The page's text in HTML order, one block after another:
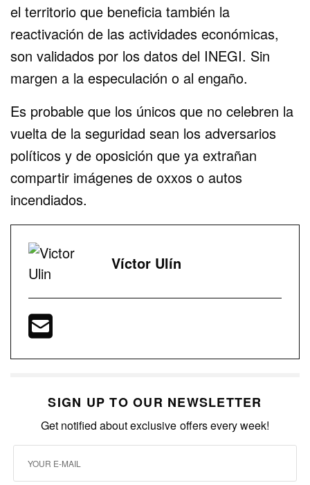
el territorio que beneficia también la
reactivación de las actividades económicas,
son validados por los datos del INEGI. Sin
margen a la especulación o al engaño.
Es probable que los únicos que no celebren la
vuelta de la seguridad sean los adversarios
políticos y de oposición que ya extrañan
compartir imágenes de oxxos o autos
incendiados.
Víctor Ulín
SIGN UP TO OUR NEWSLETTER
Get notified about exclusive offers every week!